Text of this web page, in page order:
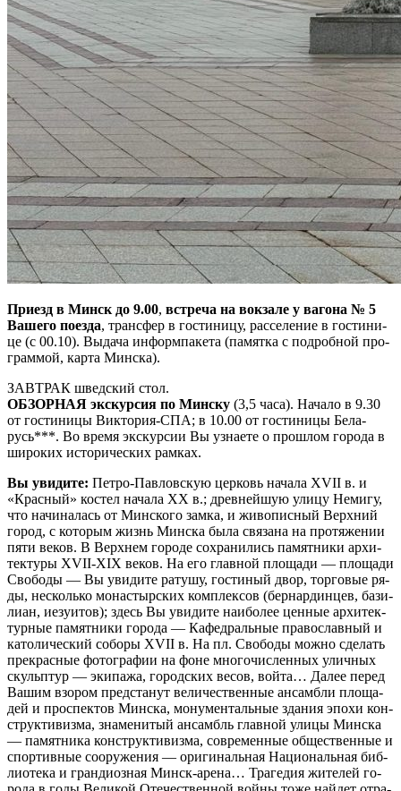
При­езд в Минск до 9.00, встре­ча на вок­за­ле у ва­го­на № 5
Ва­ше­го по­ез­да, транс­фер в го­сти­ни­цу, рас­се­ле­ние в го­сти­ни­
це (с 00.10). Вы­да­ча ин­форм­па­ке­та (па­мят­ка с по­дроб­ной про­
грам­мой, кар­та Мин­ска).
ЗАВ­ТРАК швед­ский стол.
ОБЗОРНАЯ экскурсия по Мин­ску (3,5 ча­са). Начало в 9.30
от го­сти­ни­цы Виктория-СПА; в 10.00 от го­сти­ни­цы Бе­ла­
русь***. Во вре­мя экс­кур­сии Вы узна­е­те о про­шлом го­ро­да в
ши­ро­ких ис­то­ри­че­ских рам­ках.
Вы уви­ди­те: Петро-Павловскую цер­ковь на­ча­ла ХVII в. и
«Крас­ный» ко­стел на­ча­ла ХХ в.; древ­ней­шую ули­цу Не­ми­гу,
что на­чи­на­лась от Мин­ско­го зам­ка, и жи­во­пис­ный Верх­ний
го­род, с ко­то­рым жизнь Мин­ска бы­ла свя­за­на на про­тя­же­нии
пя­ти ве­ков. В Верх­нем го­ро­де со­хра­ни­лись па­мят­ни­ки ар­хи­
тек­ту­ры XVII-XIX ве­ков. На его глав­ной пло­ща­ди — пло­ща­ди
Сво­бо­ды — Вы уви­ди­те ра­ту­шу, го­сти­ный двор, тор­го­вые ря­
ды, не­сколь­ко мо­на­стыр­ских ком­плек­сов (бер­нар­дин­цев, ба­зи­
ли­ан, иезуи­тов); здесь Вы уви­ди­те наи­бо­лее цен­ные ар­хи­тек­
тур­ные па­мят­ни­ки го­ро­да — Ка­фед­раль­ные пра­во­слав­ный и
ка­то­ли­че­ский со­бо­ры ХVII в. На пл. Сво­бо­ды мож­но сде­лать
пре­крас­ные фо­то­гра­фии на фо­не мно­го­чис­лен­ных улич­ных
скульп­тур — эки­па­жа, го­род­ских ве­сов, вой­та… Да­лее пе­ред
Ва­шим взо­ром пред­ста­нут величественные ан­сам­бли пло­ща­
дей и про­спек­тов Мин­ска, мо­ну­мен­таль­ные зда­ния эпо­хи кон­
ст­рук­ти­виз­ма, зна­ме­ни­тый ан­самбль глав­ной ули­цы Мин­ска
— па­мят­ни­ка кон­ст­рук­ти­виз­ма, со­вре­мен­ные об­ще­ствен­ные и
спор­тив­ные со­ору­же­ния — ори­ги­наль­ная На­ци­о­наль­ная биб­
лио­те­ка и гран­ди­оз­ная Минск-арена… Трагедия жи­те­лей го­